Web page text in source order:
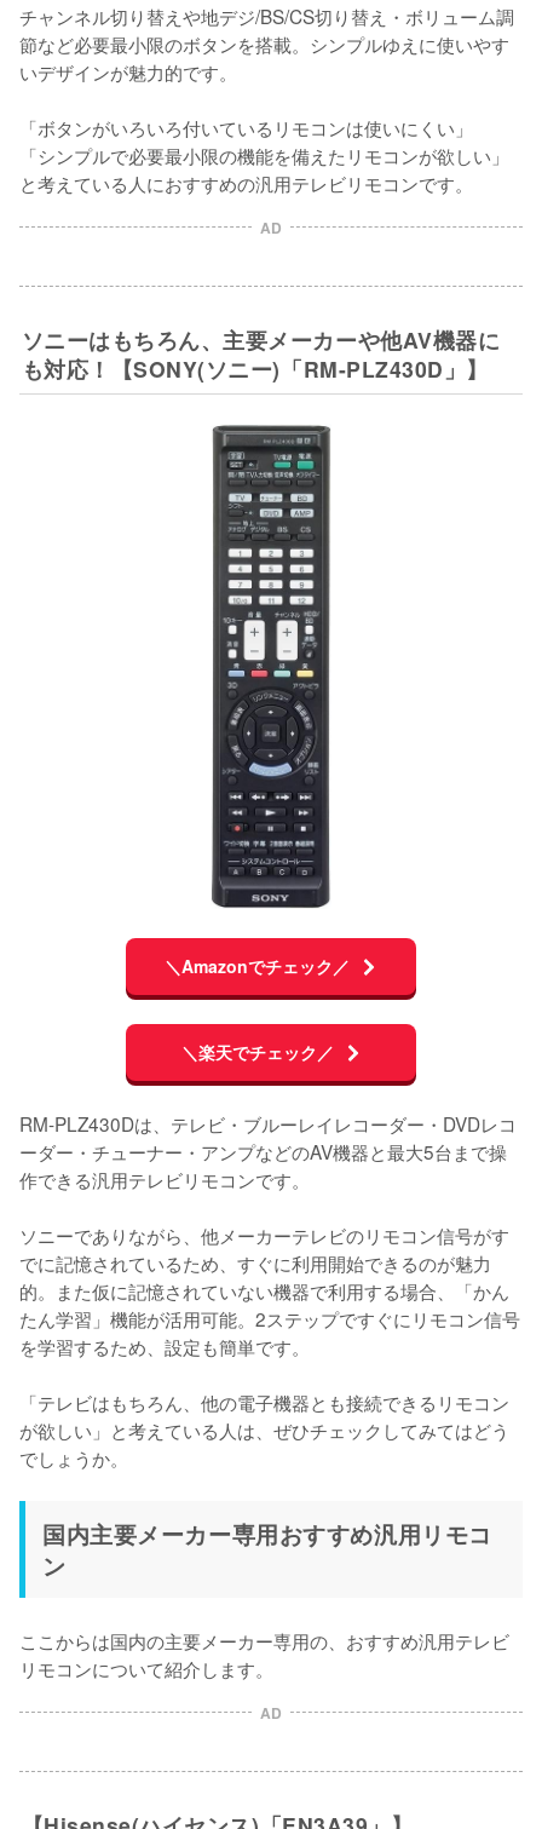
チャンネル切り替えや地デジ/BS/CS切り替え・ボリューム調
節など必要最小限のボタンを搭載。シンプルゆえに使いやす
いデザインが魅力的です。
「ボタンがいろいろ付いているリモコンは使いにくい」
「シンプルで必要最小限の機能を備えたリモコンが欲しい」
と考えている人におすすめの汎用テレビリモコンです。
AD
ソニーはもちろん、主要メーカーや他AV機器に
も対応！【SONY(ソニー)「RM-PLZ430D」】
＼Amazonでチェック／
＼楽天でチェック／
RM-PLZ430Dは、テレビ・ブルーレイレコーダー・DVDレコ
ーダー・チューナー・アンプなどのAV機器と最大5台まで操
作できる汎用テレビリモコンです。
ソニーでありながら、他メーカーテレビのリモコン信号がす
でに記憶されているため、すぐに利用開始できるのが魅力
的。また仮に記憶されていない機器で利用する場合、「かん
たん学習」機能が活用可能。2ステップですぐにリモコン信号
を学習するため、設定も簡単です。
「テレビはもちろん、他の電子機器とも接続できるリモコン
が欲しい」と考えている人は、ぜひチェックしてみてはどう
でしょうか。
国内主要メーカー専用おすすめ汎用リモコ
ン
ここからは国内の主要メーカー専用の、おすすめ汎用テレビ
リモコンについて紹介します。
AD